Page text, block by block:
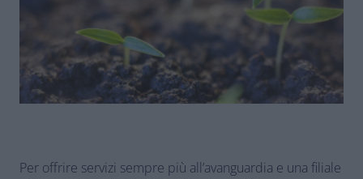
Per offrire servizi sempre più all’avanguardia e una filiale